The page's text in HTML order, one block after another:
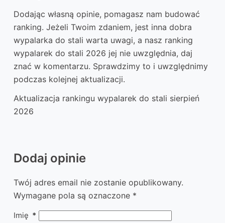
Dodając własną opinie, pomagasz nam budować
ranking. Jeżeli Twoim zdaniem, jest inna dobra
wypalarka do stali warta uwagi, a nasz ranking
wypalarek do stali 2026 jej nie uwzględnia, daj
znać w komentarzu. Sprawdzimy to i uwzględnimy
podczas kolejnej aktualizacji.
Aktualizacja rankingu wypalarek do stali sierpień
2026
Dodaj opinie
Twój adres email nie zostanie opublikowany.
Wymagane pola są oznaczone *
Imię *